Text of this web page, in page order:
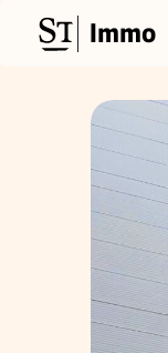
Immo